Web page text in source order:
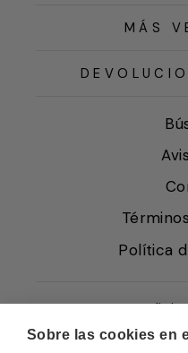
Sobre las cookies en
MÁS
Política